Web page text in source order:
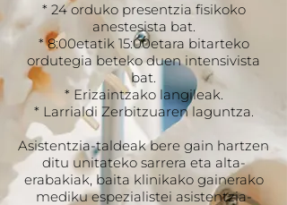
* 24 orduko presentzia fisikoko
anestesista bat.
* 8:00etatik 15:00etara bitarteko
ordutegia beteko duen intensivista
bat.
* Erizaintzako langileak.
* Larrialdi Zerbitzuaren laguntza.
Asistentzia-taldeak bere gain hartzen
ditu unitateko sarrera eta alta-
erabakiak, baita klinikako gainerako
mediku espezialistei asistentzia-